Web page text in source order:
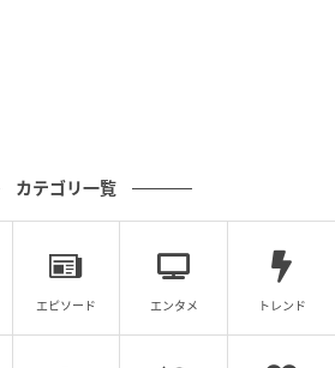
の宿泊拠点としても活用できま
る「レスキューホテル」
カテゴリ一覧
エピソード エンタメ トレンド